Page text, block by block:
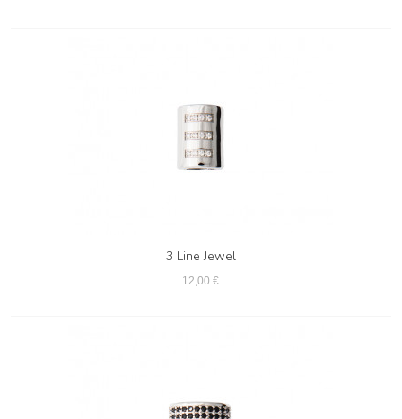
3 Line Jewel
12,00 €